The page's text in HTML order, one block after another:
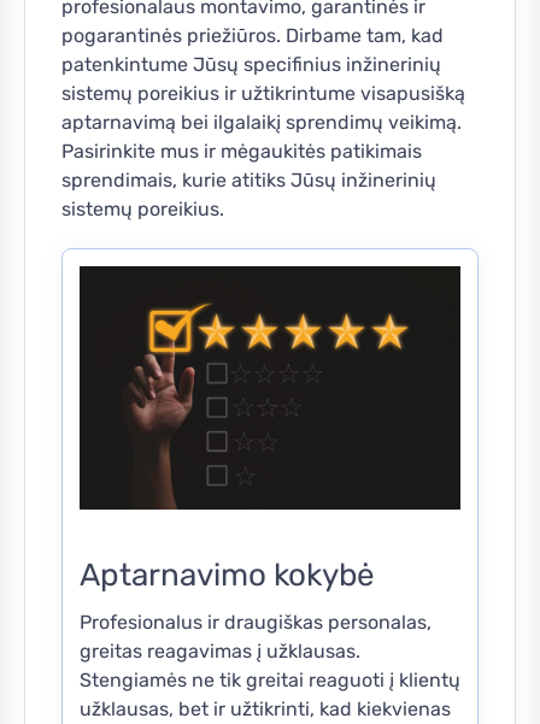
profesionalaus montavimo, garantinės ir
pogarantinės priežiūros. Dirbame tam, kad
patenkintume Jūsų specifinius inžinerinių
sistemų poreikius ir užtikrintume visapusišką
aptarnavimą bei ilgalaikį sprendimų veikimą.
Pasirinkite mus ir mėgaukitės patikimais
sprendimais, kurie atitiks Jūsų inžinerinių
sistemų poreikius.
Aptarnavimo kokybė
Profesionalus ir draugiškas personalas,
greitas reagavimas į užklausas.
Stengiamės ne tik greitai reaguoti į klientų
užklausas, bet ir užtikrinti, kad kiekvienas